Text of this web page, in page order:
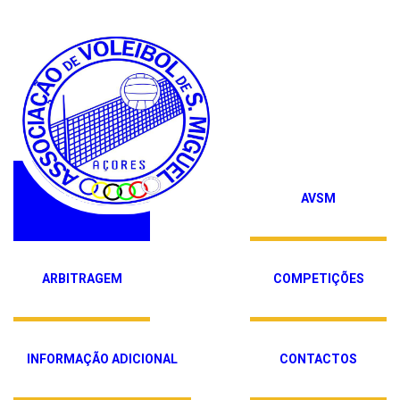
HOME AVSM
ARBITRAGEM COMPETIÇÕES
INFORMAÇÃO ADICIONAL CONTACTOS